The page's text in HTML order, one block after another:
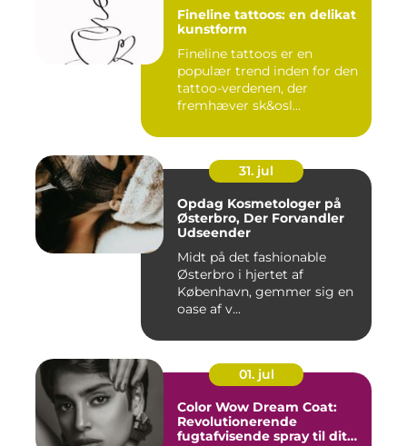
Fineline tattoos: en delikat
kunstform
Fineline tattoos er en
populær trend inden for den
tattoo-verdenen, der
fremhæver sk&osl...
31. jul
Opdag Kosmetologer på
Østerbro, Der Forvandler
Udseender
Midt på det fashionable
Østerbro i hjertet af
København, gemmer sig en
oase af v...
01. jul
Color Wow Dream Coat:
Revolutionerende
fugtafvisende spray til dit